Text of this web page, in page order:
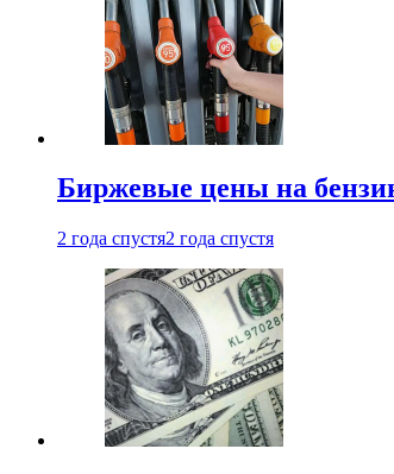
Биржевые цены на
2 года спустя2 года спустя